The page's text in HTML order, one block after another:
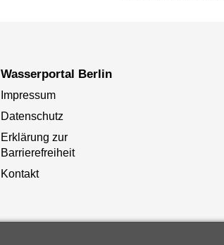
Wasserportal Berlin
Impressum
Datenschutz
Erklärung zur
Barrierefreiheit
Kontakt